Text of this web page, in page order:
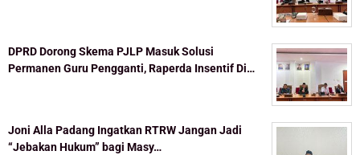
DPRD Dorong Skema PJLP Masuk Solusi
Permanen Guru Pengganti, Raperda Insentif Di…
Joni Alla Padang Ingatkan RTRW Jangan Jadi
“Jebakan Hukum” bagi Masy…